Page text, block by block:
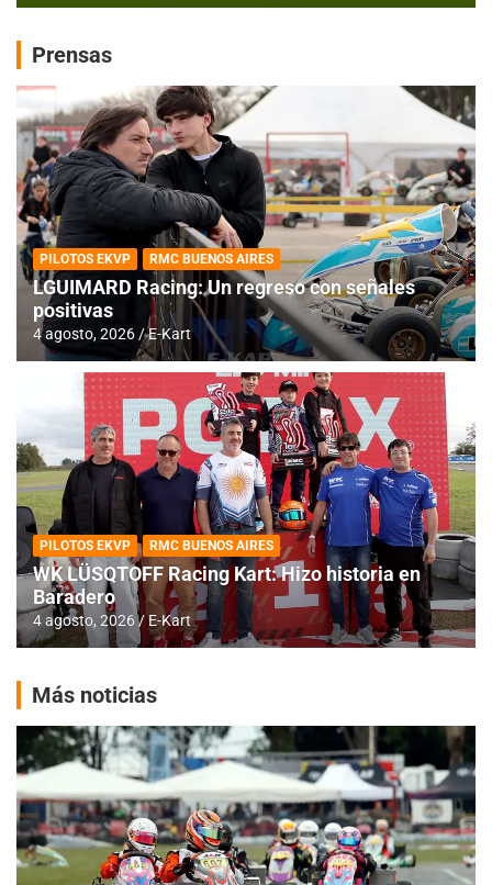
Prensas
PILOTOS EKVP RMC BUENOS AIRES
LGUIMARD Racing: Un regreso con señales
positivas
4 agosto, 2026 E-Kart
PILOTOS EKVP RMC BUENOS AIRES
WK LÜSQTOFF Racing Kart: Hizo historia en
Baradero
4 agosto, 2026 E-Kart
Más noticias